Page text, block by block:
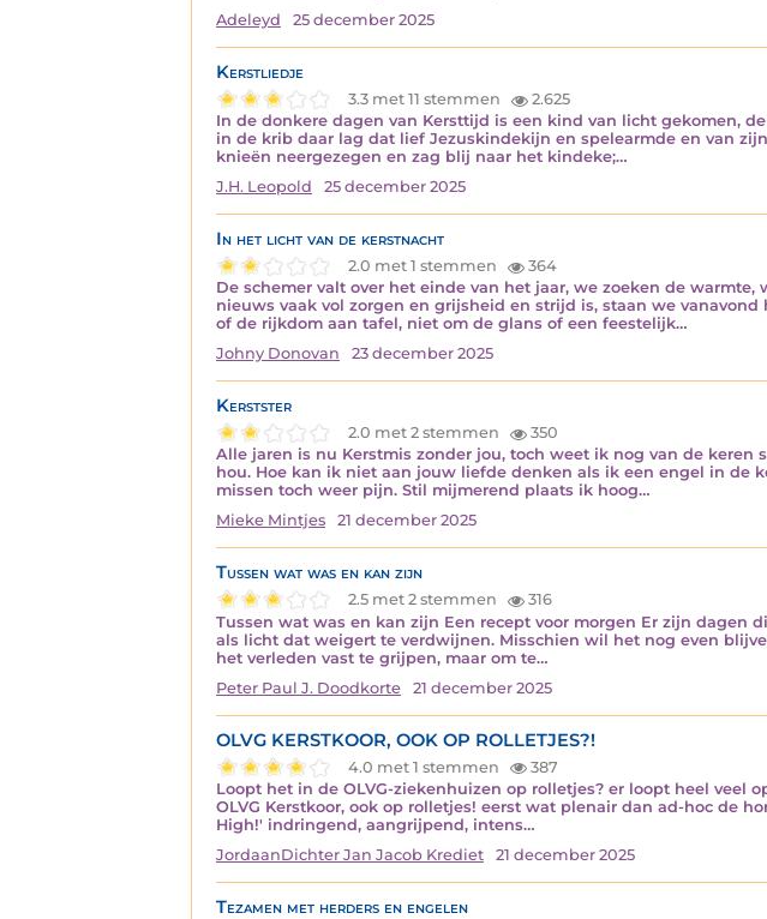
Adeleyd
25 december 2025
Kerstliedje
3.3 met 11 stemmen
2.625
In de donkere dagen van Kersttijd is een kind van licht gekomen,
in de krib daar lag dat lief Jezuskindekijn en spelearmde en van
knieën neergezegen en zag blij naar het kindeke;…
J.H. Leopold
25 december 2025
In het licht van de kerstnacht
2.0 met 1 stemmen
364
De schemer valt over het einde van het jaar, we zoeken de
nieuws vaak vol zorgen en grijsheid en strijd is, staan we
of de rijkdom aan tafel, niet om de glans of een feestelijk…
Johny Donovan
23 december 2025
Kerstster
2.0 met 2 stemmen
350
Alle jaren is nu Kerstmis zonder jou, toch weet ik nog van de
hou. Hoe kan ik niet aan jouw liefde denken als ik een engel in de
missen toch weer pijn. Stil mijmerend plaats ik hoog…
Mieke Mintjes
21 december 2025
Tussen wat was en kan zijn
2.5 met 2 stemmen
316
Tussen wat was en kan zijn Een recept voor morgen Er zijn dagen
als licht dat weigert te verdwijnen. Misschien wil het nog even
het verleden vast te grijpen, maar om te…
Peter Paul J. Doodkorte
21 december 2025
OLVG KERSTKOOR, OOK OP ROLLETJES?!
4.0 met 1 stemmen
387
Loopt het in de OLVG-ziekenhuizen op rolletjes? er loopt heel
OLVG Kerstkoor, ook op rolletjes! eerst wat plenair dan ad-hoc de
High!' indringend, aangrijpend, intens…
JordaanDichter Jan Jacob Krediet
21 december 2025
Tezamen met herders en engelen